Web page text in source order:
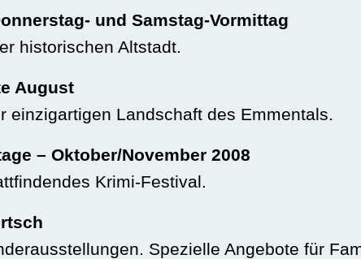
und Samstag-Vormittag
historischen Altstadt.
August
einzigartigen Landschaft des Emmentals.
– Oktober/November 2008
Krimi-Festival.
Spezielle Angebote für